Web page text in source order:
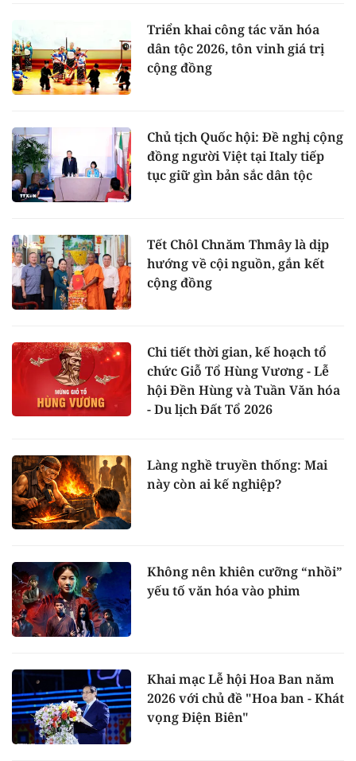
Triển khai công tác văn hóa
dân tộc 2026, tôn vinh giá trị
cộng đồng
Chủ tịch Quốc hội: Đề nghị cộng
đồng người Việt tại Italy tiếp
tục giữ gìn bản sắc dân tộc
Tết Chôl Chnăm Thmây là dịp
hướng về cội nguồn, gắn kết
cộng đồng
Chi tiết thời gian, kế hoạch tổ
chức Giỗ Tổ Hùng Vương - Lễ
hội Đền Hùng và Tuần Văn hóa
- Du lịch Đất Tổ 2026
Làng nghề truyền thống: Mai
này còn ai kế nghiệp?
Không nên khiên cưỡng “nhồi”
yếu tố văn hóa vào phim
Khai mạc Lễ hội Hoa Ban năm
2026 với chủ đề "Hoa ban - Khát
vọng Điện Biên"